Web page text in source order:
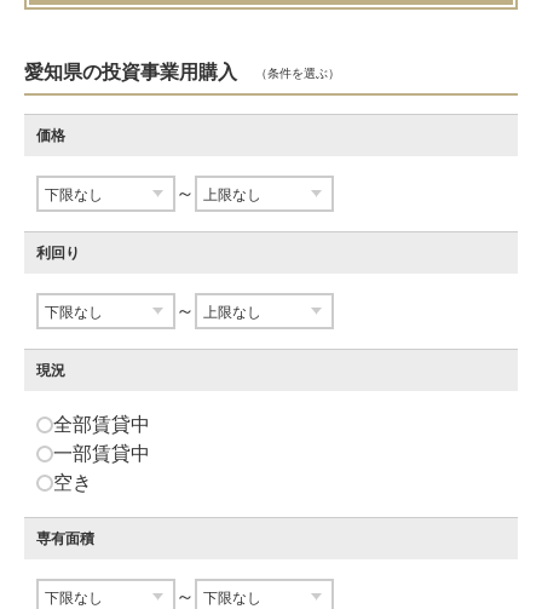
愛知県の投資事業用購入 （条件を選ぶ）
価格
～
利回り
～
現況
全部賃貸中
一部賃貸中
空き
専有面積
～